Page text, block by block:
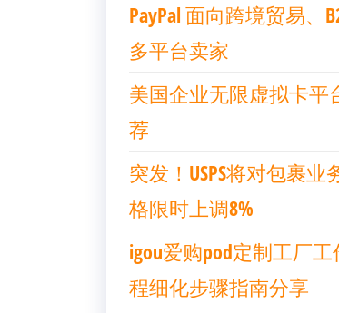
PayPal 面向跨境贸易、
多平台卖家
美国企业无限虚拟卡平
荐
突发！USPS将对包裹业
格限时上调8%
igou爱购pod定制工厂
程细化步骤指南分享